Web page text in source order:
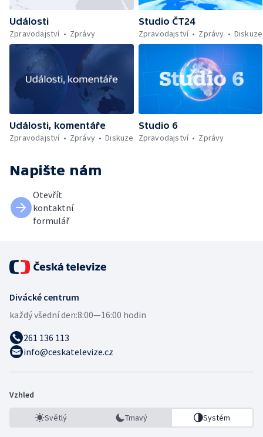
Události
Zpravodajství
Zprávy
Studio ČT24
Zpravodajství
Zprávy Diskuze
Události, komentáře
Zpravodajství
Zprávy Diskuze
Studio 6
Zpravodajství
Zprávy
Napište nám
Otevřít
kontaktní
formulář
Divácké centrum
každý všední den:8:00—16:00 hodin
261 136 113
info@ceskatelevize.cz
Vzhled
Světlý Tmavý Systém